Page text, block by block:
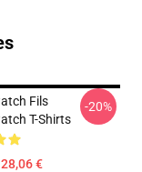
Fils
T-Shirts
€
-20%